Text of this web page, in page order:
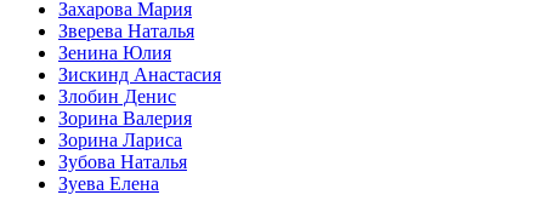
Захарова Мария
Зверева Наталья
Зенина Юлия
Зискинд Анастасия
Злобин Денис
Зорина Валерия
Зорина Лариса
Зубова Наталья
Зуева Елена